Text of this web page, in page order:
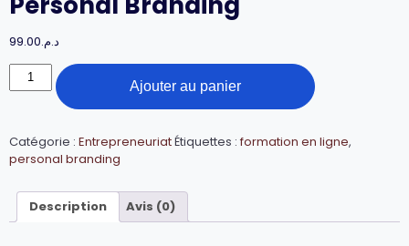
د.م.99.00
quantité
de
Personal
Ajouter au panier
Catégorie : EntrepreneuriatÉtiquettes :formation en ligne,
personal branding
Description Avis (0)